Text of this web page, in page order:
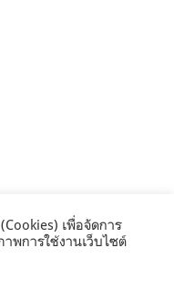
เพื่อจัดการ
พการใช้งานเว็บไซต์